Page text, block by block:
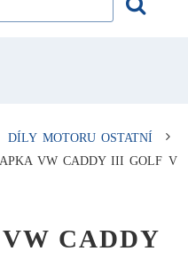
DÍLY MOTORU OSTATNÍ
VW CADDY III GOLF V
CADDY